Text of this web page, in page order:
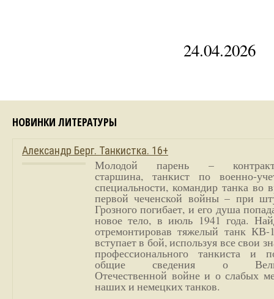
24.04.2026
НОВИНКИ ЛИТЕРАТУРЫ
Александр Берг. Танкистка. 16+
Молодой парень –
старшина, танкист по военно-
специальности, командир танка во
первой чеченской войны – при
Грозного погибает, и его душа
новое тело, в июль 1941 года.
отремонтировав тяжелый танк
вступает в бой, используя все свои
профессионального танкиста и
общие сведения о
Отечественной войне и о слабых
наших и немецких танков.